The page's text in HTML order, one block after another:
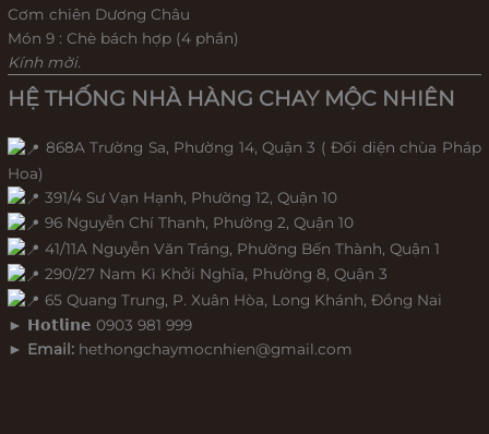
Cơm chiên Dương Châu
Món 9 : Chè bách hợp (4 phần)
Kính mời.
HỆ THỐNG NHÀ HÀNG CHAY MỘC NHIÊN
868A Trường Sa, Phường 14, Quận 3 ( Đối diện chùa Pháp
Hoa)
391/4 Sư Vạn Hạnh, Phường 12, Quận 10
96 Nguyễn Chí Thanh, Phường 2, Quận 10
41/11A Nguyễn Văn Tráng, Phường Bến Thành, Quận 1
290/27 Nam Kì Khởi Nghĩa, Phường 8, Quận 3
65 Quang Trung, P. Xuân Hòa, Long Khánh, Đồng Nai
► 𝗛𝗼𝘁𝗹𝗶𝗻𝗲 0903 981 999
► Email: hethongchaymocnhien@gmail.com